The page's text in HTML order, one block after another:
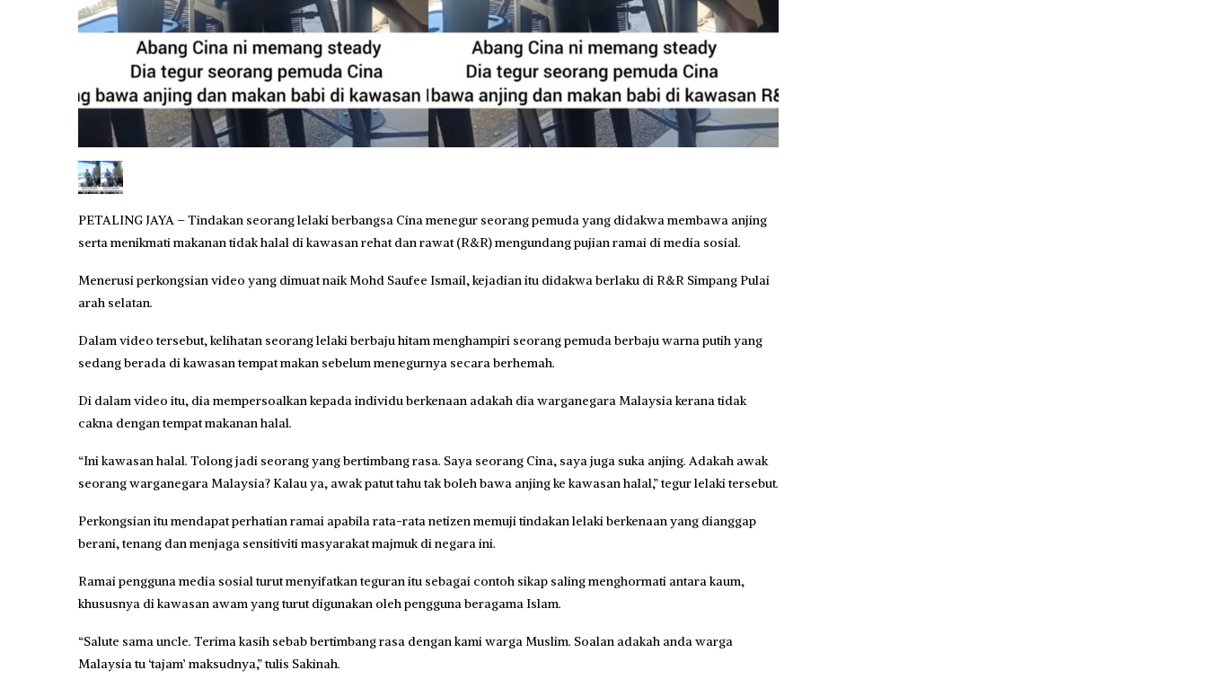
PETALING JAYA – Tindakan seorang lelaki berbangsa Cina menegur seorang pemuda yang didakwa membawa anjing
serta menikmati makanan tidak halal di kawasan rehat dan rawat (R&R) mengundang pujian ramai di media sosial.
Menerusi perkongsian video yang dimuat naik Mohd Saufee Ismail, kejadian itu didakwa berlaku di R&R Simpang Pulai
arah selatan.
Dalam video tersebut, kelihatan seorang lelaki berbaju hitam menghampiri seorang pemuda berbaju warna putih yang
sedang berada di kawasan tempat makan sebelum menegurnya secara berhemah.
Di dalam video itu, dia mempersoalkan kepada individu berkenaan adakah dia warganegara Malaysia kerana tidak
cakna dengan tempat makanan halal.
“Ini kawasan halal. Tolong jadi seorang yang bertimbang rasa. Saya seorang Cina, saya juga suka anjing. Adakah awak
seorang warganegara Malaysia? Kalau ya, awak patut tahu tak boleh bawa anjing ke kawasan halal,” tegur lelaki tersebut.
Perkongsian itu mendapat perhatian ramai apabila rata-rata netizen memuji tindakan lelaki berkenaan yang dianggap
berani, tenang dan menjaga sensitiviti masyarakat majmuk di negara ini.
Ramai pengguna media sosial turut menyifatkan teguran itu sebagai contoh sikap saling menghormati antara kaum,
khususnya di kawasan awam yang turut digunakan oleh pengguna beragama Islam.
“Salute sama uncle. Terima kasih sebab bertimbang rasa dengan kami warga Muslim. Soalan adakah anda warga
Malaysia tu ‘tajam’ maksudnya,” tulis Sakinah.